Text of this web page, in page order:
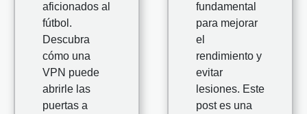
aficionados al
fútbol.
Descubra
cómo una
VPN puede
abrirle las
puertas a
fundamental
para mejorar
el
rendimiento y
evitar
lesiones. Este
post es una